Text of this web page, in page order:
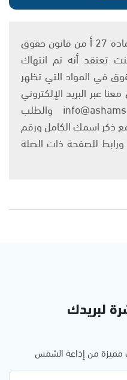
يتم الاستخدام المواد وفقًا للمادة 27 أ من قانون حقوق
2007، وإن كنت تعتقد أنه تم انتهاك
في المواد التي تظهر
عبر البريد الإلكتروني
على العنوان التالي: info@ashams.com والطلب
ذكر اسمك الكامل ورقم
للصفحة ذات الصلة
لبريدك
مميزة من إذاعة الشمس